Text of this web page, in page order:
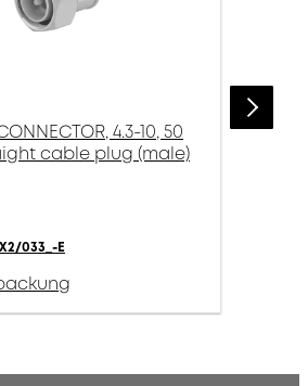
4.3-10, 50
cable plug (male)
033_-E